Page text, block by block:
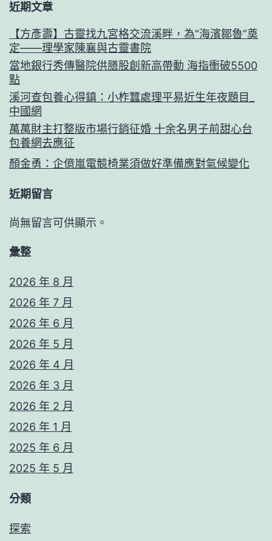
近期文章
【方彥壽】古靈找九宮格交流溪畔，為“海濱鄒魯”奠
定——理學家陳襄與古靈書院
當地銀行秀傳醫院供膳股創新高帶動 海指衝破5500
點
溪河查包養心得鎮：小柞蠶處理平易近生年夜題目_
中國網
萬萬財主打整版市場行銷征婚 十余名男子前甜心台
包養網去應征
顏金勇：企億嵐電競椅業須做好準備應對氣候變化
近期留言
尚無留言可供顯示。
彙整
2026 年 8 月
2026 年 7 月
2026 年 6 月
2026 年 5 月
2026 年 4 月
2026 年 3 月
2026 年 2 月
2026 年 1 月
2025 年 6 月
2025 年 5 月
分類
探索